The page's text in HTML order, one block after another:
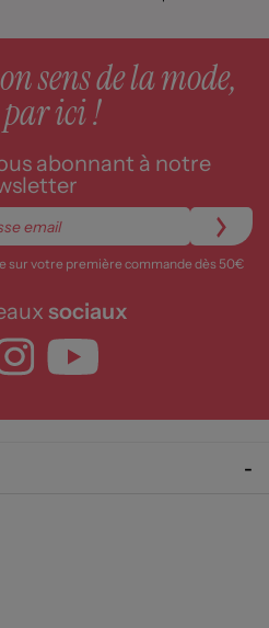
sens de la mode,
par ici !
abonnant à notre
sur votre première commande dès 50€
sociaux